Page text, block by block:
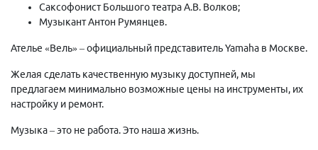
Саксофонист Большого театра А.В. Волков;
Музыкант Антон Румянцев.
Ателье «Вель» – официальный представитель Yamaha в Москве.
Желая сделать качественную музыку доступней, мы
предлагаем минимально возможные цены на инструменты, их
настройку и ремонт.
Музыка – это не работа. Это наша жизнь.